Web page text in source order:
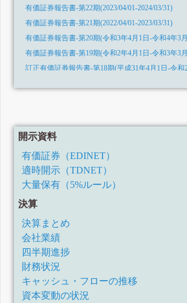
有価証券報告書-第22期(2023/04/01-2024/03/31)
有価証券報告書-第21期(2022/04/01-2023/03/31)
有価証券報告書-第20期(令和3年4月1日-令和4年3
有価証券報告書-第19期(令和2年4月1日-令和3年3
訂正有価証券報告書-第18期(平成31年4月1日-令和
訂正有価証券報告書-第15期(平成28年4月1日-平成
訂正有価証券報告書-第15期(平成28年4月1日-平成
有価証券報告書-第15期(平成28年4月1日-平成29年3
有価証券報告書-第14期(平成27年4月1日-平成28年3
訂正有価証券報告書-第13期(平成26年4月1日-平成
有価証券報告書-第13期(平成26年4月1日-平成27年3
訂正有価証券報告書-第12期(平成25年4月1日-平成
有価証券報告書-第12期(平成25年4月1日-平成26年3
開示資料
有価証券（EDINET）
適時開示（TDNET）
大量保有（5%ルール）
決算
決算まとめ
会社業績
四半期進捗
財務状況
キャッシュ・フローの推移
資本変動の状況